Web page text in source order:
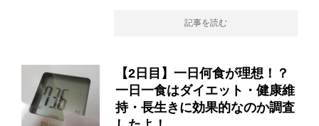
記事を読む
【2日目】一日何食が理想！？
一日一食はダイエット・健康維
持・長生きに効果的なのか調査